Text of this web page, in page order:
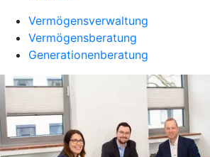
Vermögensverwaltung
Vermögensberatung
Generationenberatung